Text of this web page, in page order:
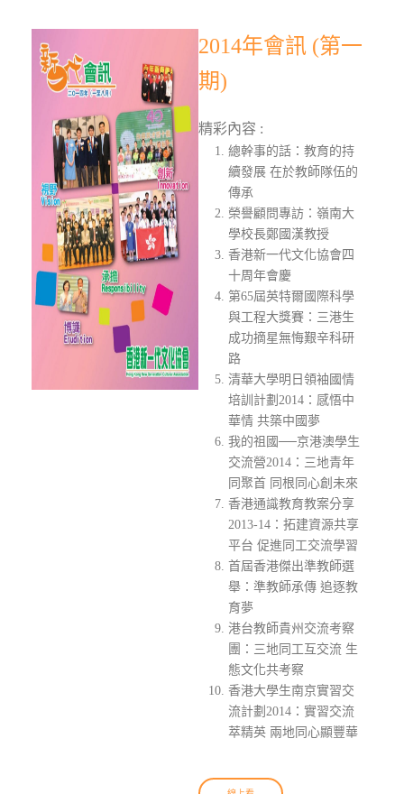
2014年會訊 (第一
期)
精彩內容 :
總幹事的話：教育的持
續發展 在於教師隊伍的
傳承
榮譽顧問專訪：嶺南大
學校長鄭國漢教授
香港新一代文化協會四
十周年會慶
第65屆英特爾國際科學
與工程大獎賽：三港生
成功摘星無悔艱辛科研
路
清華大學明日領袖國情
培訓計劃2014：感悟中
華情 共築中國夢
我的祖國──京港澳學生
交流營2014：三地青年
同聚首 同根同心創未來
香港通識教育教案分享
2013-14：拓建資源共享
平台 促進同工交流學習
首屆香港傑出準教師選
舉：準教師承傳 追逐教
育夢
港台教師貴州交流考察
團：三地同工互交流 生
態文化共考察
香港大學生南京實習交
流計劃2014：實習交流
萃精英 兩地同心顯豐華